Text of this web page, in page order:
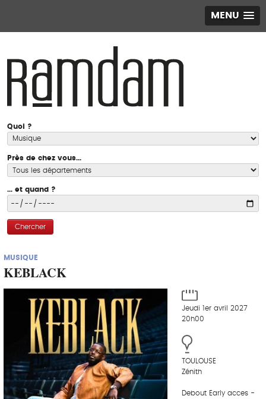
MENU
Quoi ?
Près de chez vous...
... et quand ?
Chercher
MUSIQUE
KEBLACK
Jeudi 1er avril 2027
20h00
TOULOUSE
Zénith
Debout Early acces -